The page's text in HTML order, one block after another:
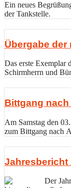
Ein neues
der Tankstelle.
Übergabe
Das erste Exemplar
Schirmherrn und
Bittgang
Am Samstag den
zum Bittgang nach
Jahresbericht
Der